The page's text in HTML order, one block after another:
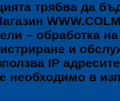
трябва да
– обработка
и
IP
необходимо в